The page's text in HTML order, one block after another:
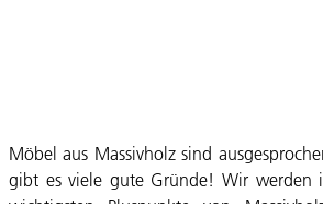
Möbel aus Massivholz sind
gibt es viele gute Gründe! Wir werden